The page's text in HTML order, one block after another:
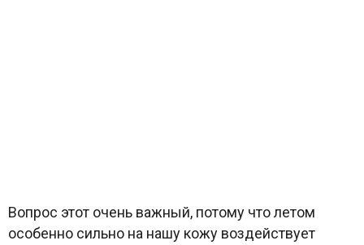
Вопрос этот очень важный, потому что летом
особенно сильно на нашу кожу воздействует